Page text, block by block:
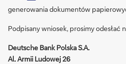
generowania dokumentów
Podpisany wniosek, prosimy odesłać
Deutsche Bank Polska S.A.
Al. Armii Ludowej 26